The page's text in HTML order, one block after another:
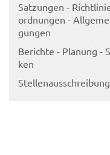
Sat­zun­gen -
ord­nun­gen -
gun­gen
Be­rich­te - Pla­nung -
ken